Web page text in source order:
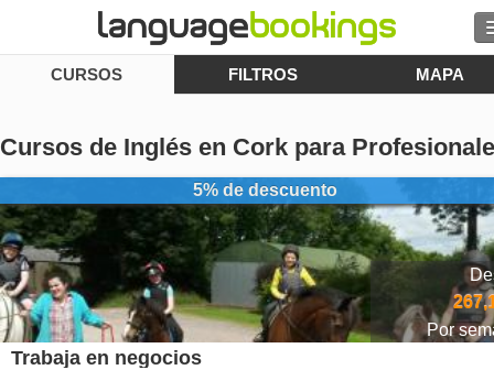
Buscar
EXPLORAR
Identifícate
Ayuda
Moneda €
CURSOS FILTROS MAPA
Cursos de Inglés en Cork para
5% de descuento
Por
Trabaja en negocios